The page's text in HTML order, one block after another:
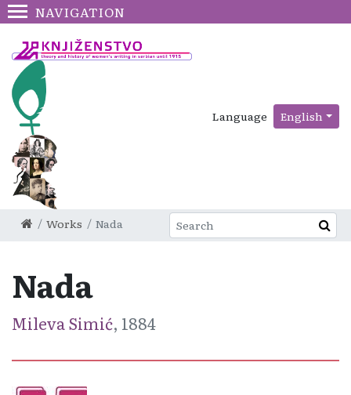
NAVIGATION
Language English
Works Nada
Nada
Mileva Simić, 1884